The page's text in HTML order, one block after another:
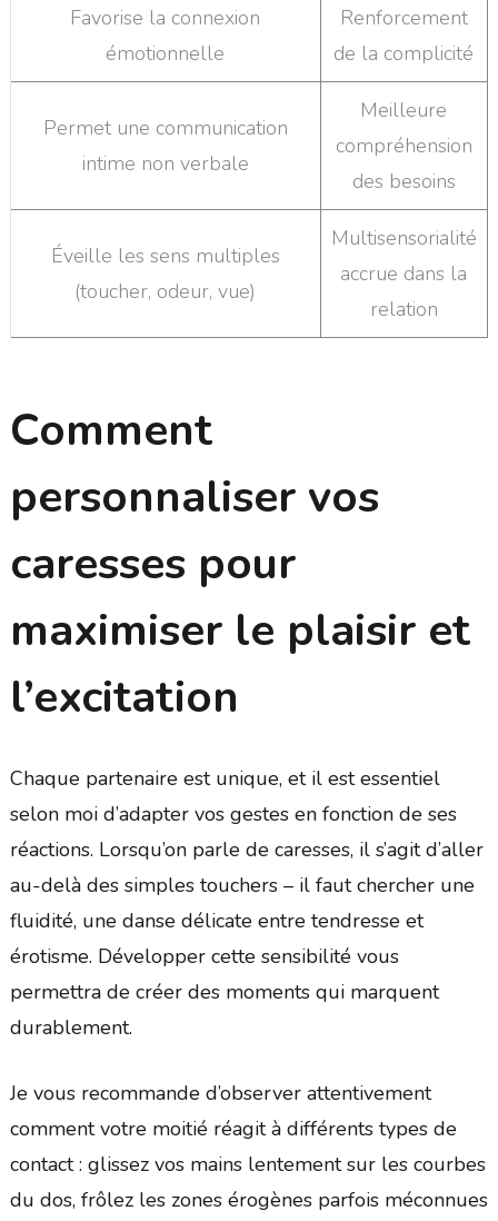
Favorise la connexion
émotionnelle
Renforcement
de la complicité
Permet une communication
intime non verbale
Meilleure
compréhension
des besoins
Éveille les sens multiples
(toucher, odeur, vue)
Multisensorialité
accrue dans la
relation
Comment
personnaliser vos
caresses pour
maximiser le plaisir et
l’excitation
Chaque partenaire est unique, et il est essentiel
selon moi d’adapter vos gestes en fonction de ses
réactions. Lorsqu’on parle de caresses, il s’agit d’aller
au-delà des simples touchers – il faut chercher une
fluidité, une danse délicate entre tendresse et
érotisme. Développer cette sensibilité vous
permettra de créer des moments qui marquent
durablement.
Je vous recommande d’observer attentivement
comment votre moitié réagit à différents types de
contact : glissez vos mains lentement sur les courbes
du dos, frôlez les zones érogènes parfois méconnues